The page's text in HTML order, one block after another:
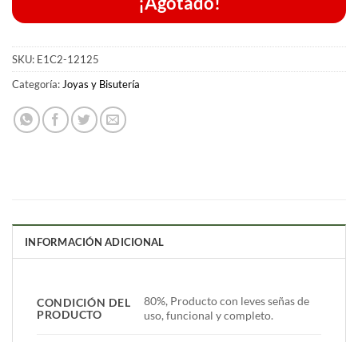
SKU: E1C2-12125
Categoría: Joyas y Bisutería
INFORMACIÓN ADICIONAL
CONDICIÓN DEL
PRODUCTO
80%, Producto con leves señas de
uso, funcional y completo.